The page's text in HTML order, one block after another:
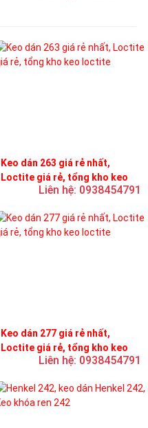
Keo dán 263 giá rẻ nhất,
Loctite giá rẻ, tổng kho keo
Liên hệ: 0938454791
Keo dán 277 giá rẻ nhất,
Loctite giá rẻ, tổng kho keo
Liên hệ: 0938454791